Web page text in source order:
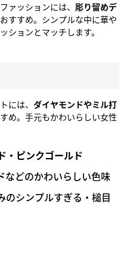
ァッションには、彫り留めデ
すすめ。シンプルな中に華や
ションとマッチします。
には、ダイヤモンドやミル打
め。手元もかわいらしい女性
・ピンクゴールド
などのかわいらしい色味
のシンプルすぎる・槌目